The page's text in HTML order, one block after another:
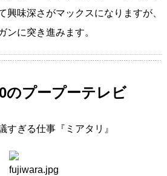
興味深さがマックスになりますが、
ンに突き進みます。
のプープーテレビ
すぎる仕事『ミアタリ』